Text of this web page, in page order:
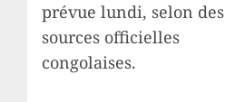
prévue lundi, selon des
sources officielles
congolaises.